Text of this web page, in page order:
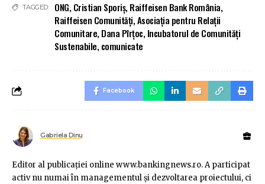
TAGGED: ONG, Cristian Sporiș, Raiffeisen Bank România,
Raiffeisen Comunități,Asociația pentru Relații
Comunitare, Dana Pîrțoc, Incubatorul de Comunități
Sustenabile, comunicate
Facebook
Gabriela Dinu
Editor al publicaţiei online www.bankingnews.ro. A participat
activ nu numai în managementul şi dezvoltarea proiectului, ci